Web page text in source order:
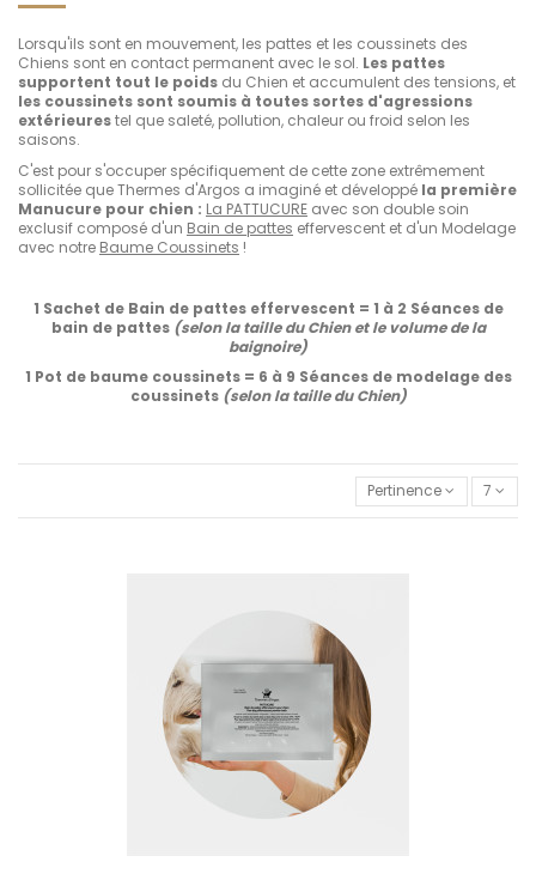
Lorsqu'ils sont en mouvement, les pattes et les coussinets des
Chiens sont en contact permanent avec le sol. Les pattes
supportent tout le poids du Chien et accumulent des tensions, et
les coussinets sont soumis à toutes sortes d'agressions
extérieurestel que saleté, pollution, chaleur ou froid selon les
saisons.
C'est pour s'occuper spécifiquement de cette zone extrêmement
sollicitée que Thermes d'Argos a imaginé et développé la première
Manucure pour chien : La PATTUCURE avec son double soin
exclusif composé d'un Bain de pattes effervescent et d'un Modelage
avec notre Baume Coussinets !
1 Sachet de Bain de pattes effervescent = 1 à 2 Séances de
bain de pattes (selon la taille du Chien et le volume de la
baignoire)
1 Pot de baume coussinets = 6 à 9 Séances de modelage des
coussinets (selon la taille du Chien)
Pertinence 7